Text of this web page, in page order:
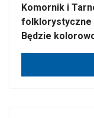
Komornik i
folklorystyczne
Będzie